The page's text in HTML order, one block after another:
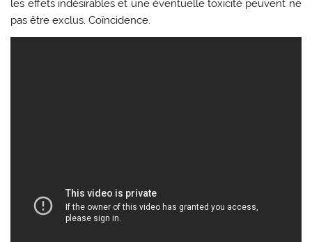
les effets indésirables et une éventuelle toxicité peuvent ne
pas être exclus. Coïncidence.